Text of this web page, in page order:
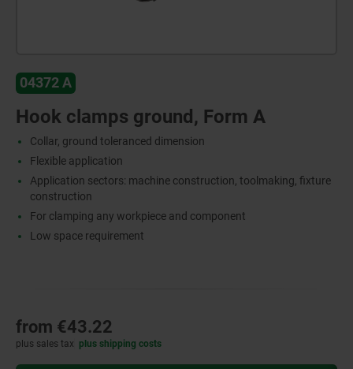
04372 A
Hook clamps ground, Form A
Collar, ground toleranced dimension
Flexible application
Application sectors: machine construction, toolmaking, fixture
construction
For clamping any workpiece and component
Low space requirement
from €43.22
plus sales tax plus shipping costs